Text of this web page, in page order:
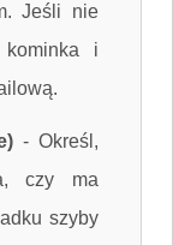
Jeśli nie
i
- Określ,
czy ma
szyby